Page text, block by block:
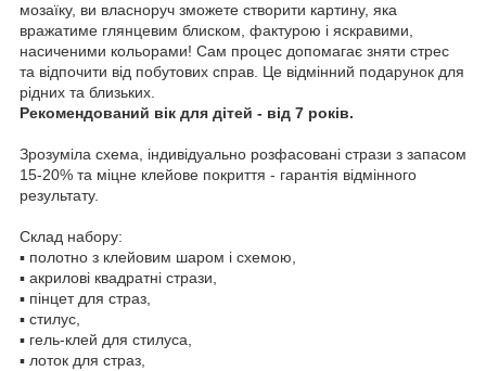
мозаїку, ви власноруч зможете створити картину, яка
вражатиме глянцевим блиском, фактурою і яскравими,
насиченими кольорами! Сам процес допомагає зняти стрес
та відпочити від побутових справ. Це відмінний подарунок для
рідних та близьких.
Рекомендований вік для дітей - від 7 років.
Зрозуміла схема, індивідуально розфасовані стрази з запасом
15-20% та міцне клейове покриття - гарантія відмінного
результату.
Склад набору:
▪️ полотно з клейовим шаром і схемою,
▪️ акрилові квадратні стрази,
▪️ пінцет для страз,
▪️ стилус,
▪️ гель-клей для стилуса,
▪️ лоток для страз,